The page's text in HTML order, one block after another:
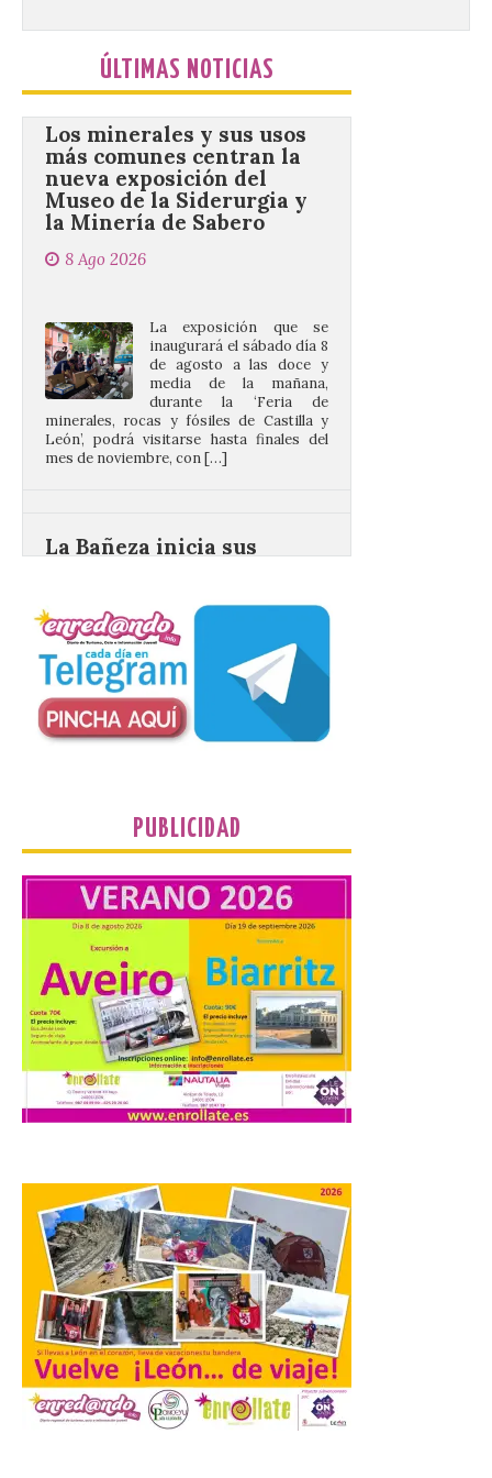
ÚLTIMAS NOTICIAS
Los minerales y sus usos
nueva exposición del
Museo de la Siderurgia y
la Minería de Sabero
8 Ago 2026
media de la mañana,
durante la ‘Feria de
minerales, rocas y fósiles de Castilla y
León’, podrá visitarse hasta finales del
mes de noviembre, con […]
cargo de Arturo Martínez
Matilla
El Ayuntamiento de La
Bañeza designa a Arturo
Martínez Matilla como
pregonero de las Fiestas
2026. Tendrá lugar este
La I Feria de la Cerveza
Artesana de Astorga
arranca con una gran
acogida del público
8 Ago 2026
La inauguración contó
con la presencia del
alcalde de Astorga, José
Cancillo Carro. Astorga, 8 de agosto de
2026. — La I Feria de […]
El Jamón de bellota 100 %
ibérico «Guillén» de
Guijuelo ha sido el
ganador al mejor jamón de
bellota ibérico
8 Ago 2026
PUBLICIDAD